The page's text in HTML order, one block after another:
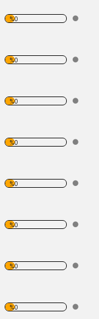
%0
%0
%0
%0
%0
%0
%0
%0